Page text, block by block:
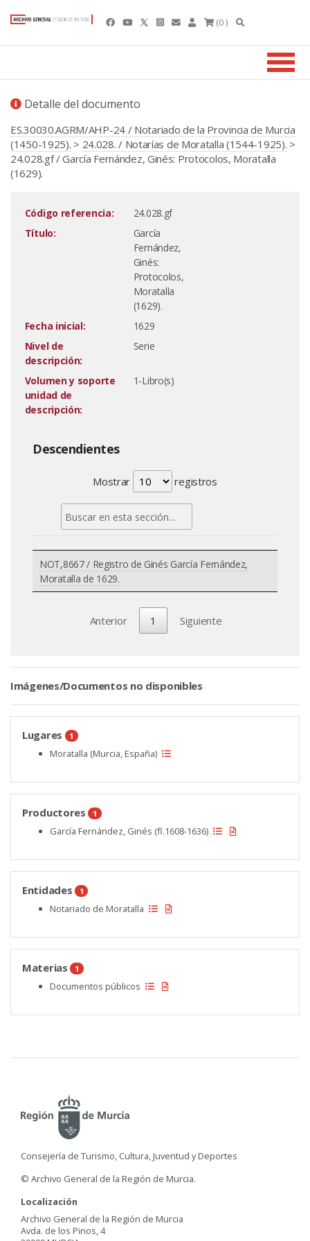
(0 )
Detalle del documento
ES.30030.AGRM/AHP-24 / Notariado de la Provincia de Murcia
(1450-1925). > 24.028. / Notarías de Moratalla (1544-1925). >
24.028.gf / García Fernández, Ginés: Protocolos, Moratalla
(1629).
Código referencia:
24.028.gf
Título:
García
Fernández,
Ginés:
Protocolos,
Moratalla
(1629).
Fecha inicial:
1629
Nivel de
descripción:
Serie
Volumen y soporte
unidad de
descripción:
1-Libro(s)
Descendientes
Mostrar registros
NOT,8667 / Registro de Ginés García Fernández,
Moratalla de 1629.
Anterior 1 Siguiente
Imágenes/Documentos no disponibles
Lugares 1
Moratalla (Murcia, España)
Productores 1
García Fernández, Ginés (fl.1608-1636)
Entidades 1
Notariado de Moratalla
Materias 1
Documentos públicos
Consejería de Turismo, Cultura, Juventud y Deportes
© Archivo General de la Región de Murcia.
Localización
Archivo General de la Región de Murcia
Avda. de los Pinos, 4